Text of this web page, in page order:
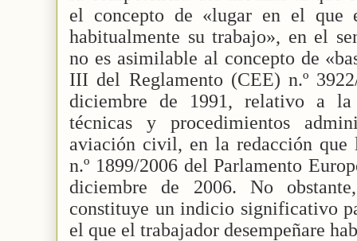
el concepto de «lugar en el que
habitualmente su trabajo», en el
no es asimilable al concepto de
III del Reglamento (CEE) n.º
diciembre de 1991, relativo a la
técnicas y procedimientos
aviación civil, en la redacción
n.º 1899/2006 del Parlamento
diciembre de 2006. No
constituye un indicio significativo
el que el trabajador desempeñare